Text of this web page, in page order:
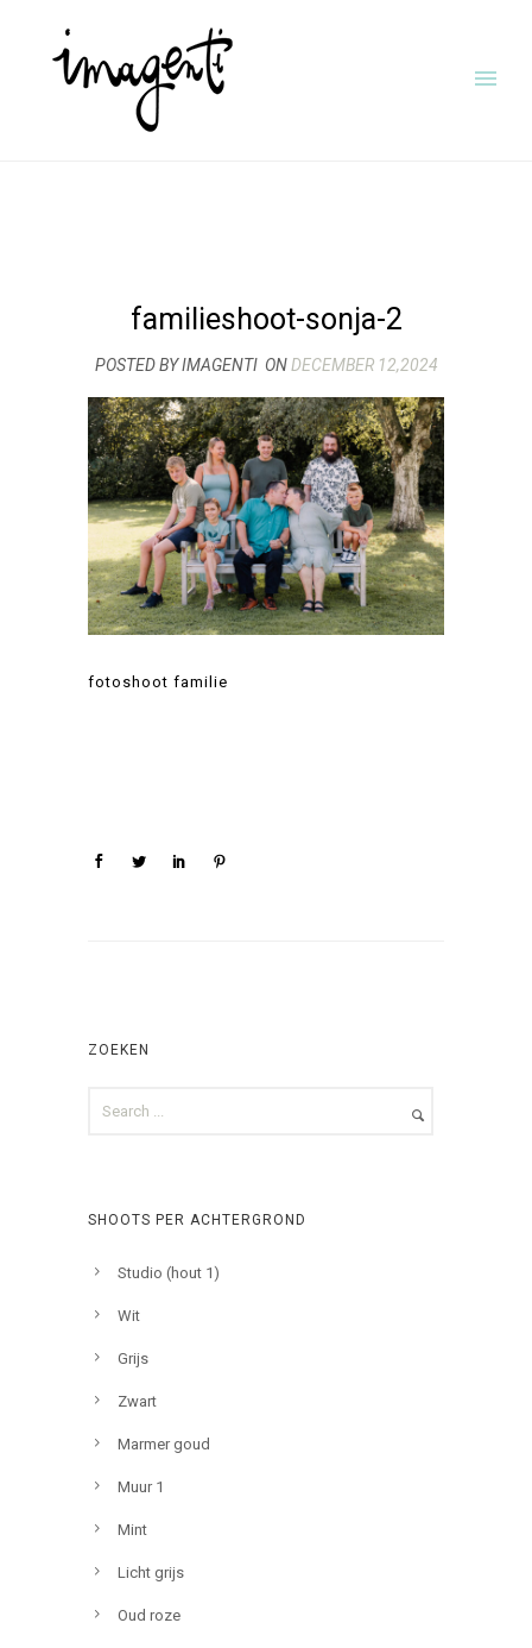
familieshoot-sonja-2
POSTED BY IMAGENTI ONDECEMBER 12,2024
fotoshoot familie
ZOEKEN
SHOOTS PER ACHTERGROND
Studio (hout 1)
Wit
Grijs
Zwart
Marmer goud
Muur 1
Mint
Licht grijs
Oud roze